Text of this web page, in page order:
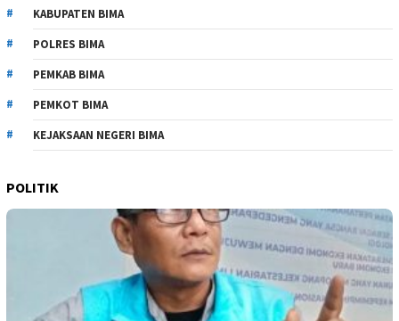
KABUPATEN BIMA
POLRES BIMA
PEMKAB BIMA
PEMKOT BIMA
KEJAKSAAN NEGERI BIMA
POLITIK